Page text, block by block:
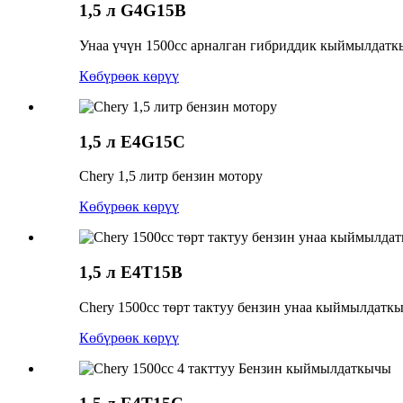
1,5 л G4G15B
Унаа үчүн 1500cc арналган гибриддик
Көбүрөөк көрүү
1,5 л E4G15C
Chery 1,5 литр бензин мотору
Көбүрөөк көрүү
1,5 л E4T15B
Chery 1500cc төрт тактуу бензин унаа
Көбүрөөк көрүү